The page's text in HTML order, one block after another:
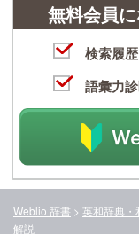
無料会員
検索履
語彙力
Weblio 辞書 > 英和辞典・
解説